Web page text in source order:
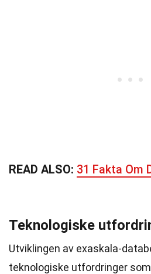
READ ALSO: 31 Fakta Om
Teknologiske
Utviklingen av exaskala-
teknologiske utfordringer